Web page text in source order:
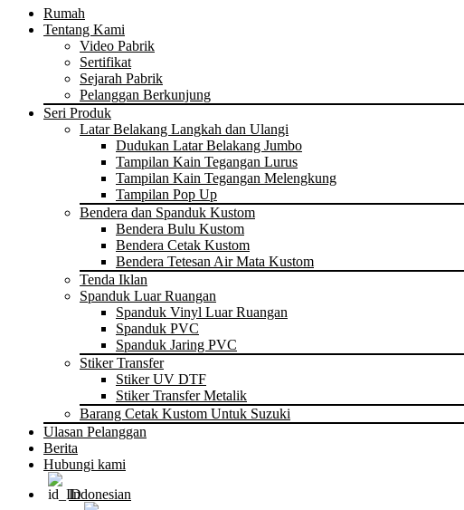
Rumah
Tentang Kami
Video Pabrik
Sertifikat
Sejarah Pabrik
Pelanggan Berkunjung
Seri Produk
Latar Belakang Langkah dan Ulangi
Dudukan Latar Belakang Jumbo
Tampilan Kain Tegangan Lurus
Tampilan Kain Tegangan Melengkung
Tampilan Pop Up
Bendera dan Spanduk Kustom
Bendera Bulu Kustom
Bendera Cetak Kustom
Bendera Tetesan Air Mata Kustom
Tenda Iklan
Spanduk Luar Ruangan
Spanduk Vinyl Luar Ruangan
Spanduk PVC
Spanduk Jaring PVC
Stiker Transfer
Stiker UV DTF
Stiker Transfer Metalik
Barang Cetak Kustom Untuk Suzuki
Ulasan Pelanggan
Berita
Hubungi kami
Indonesian